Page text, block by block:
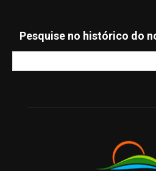
Pesquise no histórico do